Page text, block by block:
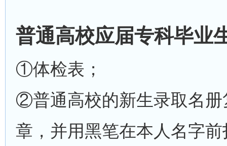
普通高校应届专科毕业
①体检表；
②普通高校的新生录取名册
章，并用黑笔在本人名字前